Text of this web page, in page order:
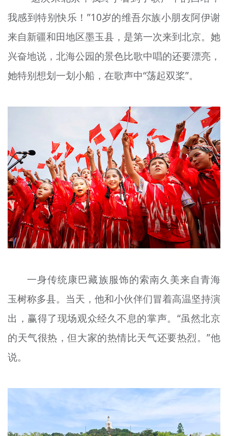
我感到特别快乐！”10岁的维吾尔族小朋友阿伊谢
来自新疆和田地区墨玉县，是第一次来到北京。她
兴奋地说，北海公园的景色比歌中唱的还要漂亮，
她特别想划一划小船，在歌声中“荡起双桨”。
一身传统康巴藏族服饰的索南久美来自青海
玉树称多县。当天，他和小伙伴们冒着高温坚持演
出，赢得了现场观众经久不息的掌声。“虽然北京
的天气很热，但大家的热情比天气还要热烈。”他
说。